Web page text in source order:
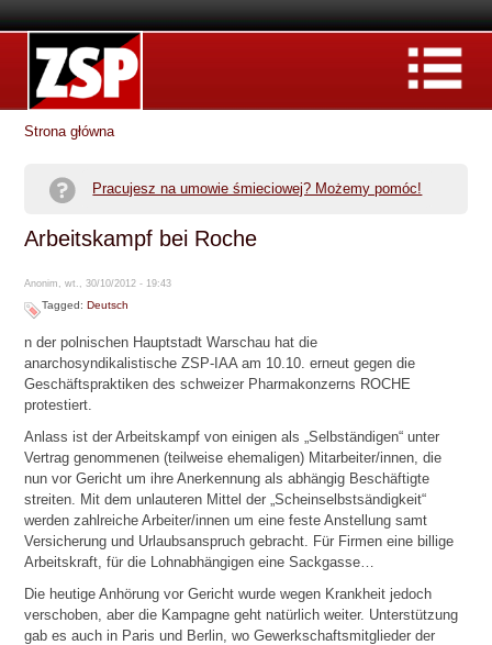
Strona główna
Pracujesz na umowie śmieciowej? Możemy pomóc!
Arbeitskampf bei Roche
Anonim, wt., 30/10/2012 - 19:43
Tagged:Deutsch
n der polnischen Hauptstadt Warschau hat die
anarchosyndikalistische ZSP-IAA am 10.10. erneut gegen die
Geschäftspraktiken des schweizer Pharmakonzerns ROCHE
protestiert.
Anlass ist der Arbeitskampf von einigen als „Selbständigen“ unter
Vertrag genommenen (teilweise ehemaligen) Mitarbeiter/innen, die
nun vor Gericht um ihre Anerkennung als abhängig Beschäftigte
streiten. Mit dem unlauteren Mittel der „Scheinselbstsändigkeit“
werden zahlreiche Arbeiter/innen um eine feste Anstellung samt
Versicherung und Urlaubsanspruch gebracht. Für Firmen eine billige
Arbeitskraft, für die Lohnabhängigen eine Sackgasse…
Die heutige Anhörung vor Gericht wurde wegen Krankheit jedoch
verschoben, aber die Kampagne geht natürlich weiter. Unterstützung
gab es auch in Paris und Berlin, wo Gewerkschaftsmitglieder der